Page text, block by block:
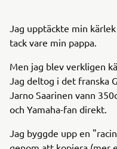
Jag upptäckte min
tack vare min pappa.
Men jag blev verkligen
Jag deltog i det franska
Jarno Saarinen vann
och Yamaha-fan direkt.
Jag byggde upp en